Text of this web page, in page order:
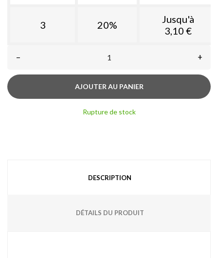
3 20%
Jusqu'à
3,10 €
– +
AJOUTER AU PANIER
Rupture de stock
DESCRIPTION
DÉTAILS DU PRODUIT